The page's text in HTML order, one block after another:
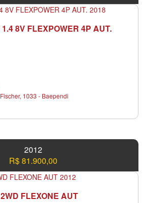
8V FLEXPOWER 4P AUT.
1033 - Baependi
2012
R$ 81.900,00
FLEXONE AUT